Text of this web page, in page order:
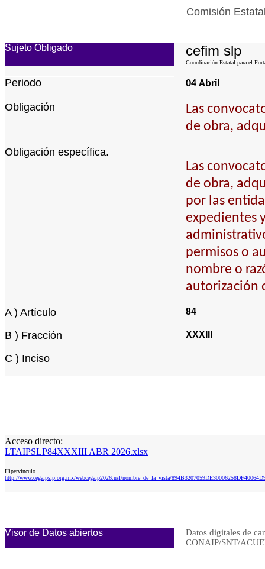
Comisión
Sujeto Obligado cefim slp
Coordinación Estatal para el
Periodo 04 Abril
Obligación
Las
de obra,
Obligación específica.
Las
de obra,
por las
expedientes
permisos o
nombre o
autorización
A ) Artículo 84
B ) Fracción XXXIII
C ) Inciso
Acceso directo:
LTAIPSLP84XXXIII ABR 2026.xlsx
Hipervinculo
http://www.cegaipslp.org.mx/webcegaip2026.nsf/nombre_de_la_vista/
Visor de Datos abiertos
Datos digitales de
CONAIP/SNT/